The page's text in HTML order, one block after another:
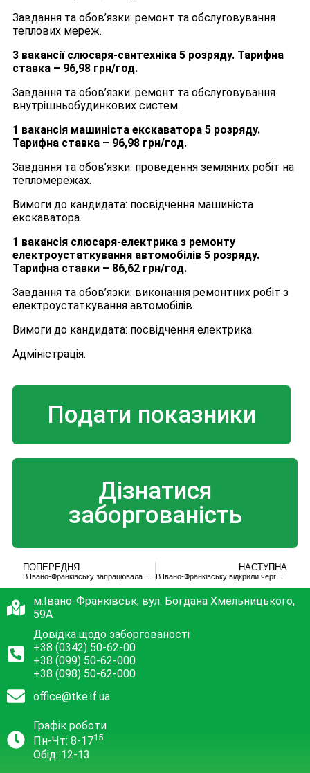
Завдання та обов’язки: ремонт та обслуговування
теплових мереж.
3 вакансії слюсаря-сантехніка 5 розряду. Тарифна
ставка – 96,98 грн/год.
Завдання та обов’язки: ремонт та обслуговування
внутрішньобудинкових систем.
1 вакансія машиніста екскаватора 5 розряду.
Тарифна ставка – 96,98 грн/год.
Завдання та обов’язки: проведення земляних робіт на
тепломережах.
Вимоги до кандидата: посвідчення машиніста
екскаватора.
1 вакансія слюсаря-електрика з ремонту
електроустаткування автомобілів 5 розряду.
Тарифна ставки – 86,62 грн/год.
Завдання та обов’язки: виконання ремонтних робіт з
електроустаткування автомобілів.
Вимоги до кандидата: посвідчення електрика.
Адміністрація.
Подати показники
Дізнатися
заборгованість
ПОПЕРЕДНЯ НАСТУПНА
В Івано-Франківську відкрили чергову модульну котельню
м.Івано-Франківськ, вул. Богдана Хмельницького,
59А
Довідка щодо заборгованості
+38 (0342) 50-62-00
+38 (099) 50-62-000
+38 (098) 50-62-000
office@tke.if.ua
Графік роботи
Пн-Чт: 8-1715
Обід: 12-13